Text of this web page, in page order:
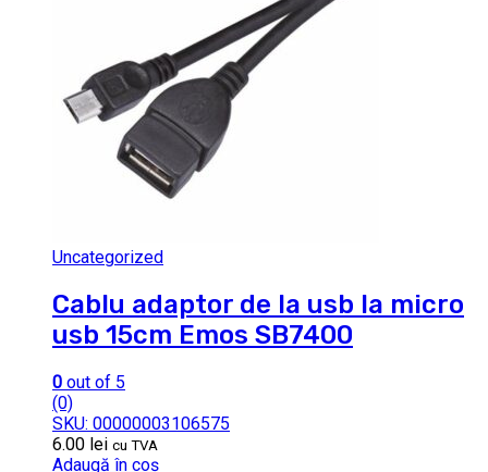
Uncategorized
Cablu adaptor de la usb la micro
usb 15cm Emos SB7400
0 out of 5
(0)
SKU: 00000003106575
6.00 lei cu TVA
Adaugă în coș